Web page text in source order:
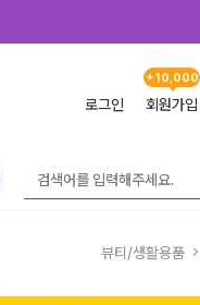
로그인 회원가입
+10,000
뷰티/생활용품